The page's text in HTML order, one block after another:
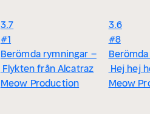
3.7
#1
Berömda rymningar –
Flykten från Alcatraz
Meow Production
3.6
#8
Hej hej
Meow